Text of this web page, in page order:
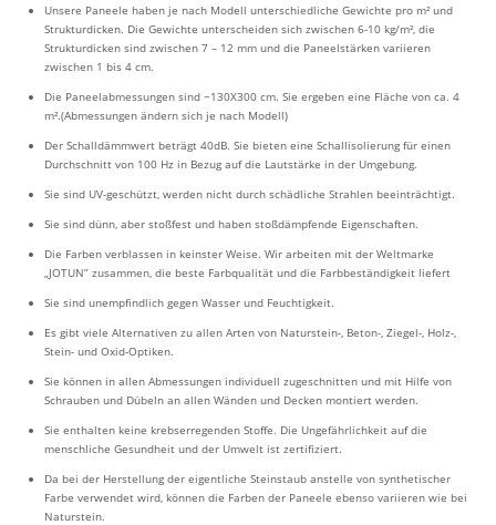
Unsere Paneele haben je nach Modell unterschiedliche Gewichte pro m² und
Strukturdicken. Die Gewichte unterscheiden sich zwischen 6-10 kg/m², die
Strukturdicken sind zwischen 7 – 12 mm und die Paneelstärken variieren
zwischen 1 bis 4 cm.
Die Paneelabmessungen sind ~130X300 cm. Sie ergeben eine Fläche von ca. 4
m².(Abmessungen ändern sich je nach Modell)
Der Schalldämmwert beträgt 40dB. Sie bieten eine Schallisolierung für einen
Durchschnitt von 100 Hz in Bezug auf die Lautstärke in der Umgebung.
Sie sind UV-geschützt, werden nicht durch schädliche Strahlen beeinträchtigt.
Sie sind dünn, aber stoßfest und haben stoßdämpfende Eigenschaften.
Die Farben verblassen in keinster Weise. Wir arbeiten mit der Weltmarke
„JOTUN” zusammen, die beste Farbqualität und die Farbbeständigkeit liefert
Sie sind unempfindlich gegen Wasser und Feuchtigkeit.
Es gibt viele Alternativen zu allen Arten von Naturstein-, Beton-, Ziegel-, Holz-,
Stein- und Oxid-Optiken.
Sie können in allen Abmessungen individuell zugeschnitten und mit Hilfe von
Schrauben und Dübeln an allen Wänden und Decken montiert werden.
Sie enthalten keine krebserregenden Stoffe. Die Ungefährlichkeit auf die
menschliche Gesundheit und der Umwelt ist zertifiziert.
Da bei der Herstellung der eigentliche Steinstaub anstelle von synthetischer
Farbe verwendet wird, können die Farben der Paneele ebenso variieren wie bei
Naturstein.